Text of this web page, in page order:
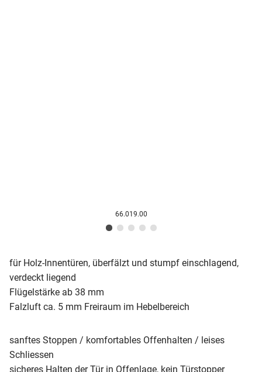
66.019.00
für Holz-Innentüren, überfälzt und stumpf einschlagend,
verdeckt liegend
Flügelstärke ab 38 mm
Falzluft ca. 5 mm Freiraum im Hebelbereich
sanftes Stoppen / komfortables Offenhalten / leises
Schliessen
sicheres Halten der Tür in Offenlage, kein Türstopper